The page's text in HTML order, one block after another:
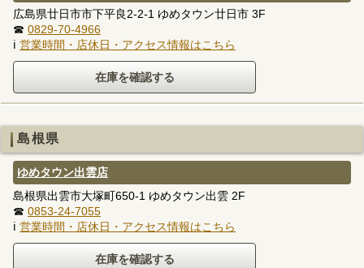
広島県廿日市市下平良2-2-1 ゆめタウン廿日市 3F
☎ 0829-70-4966
ℹ 営業時間・店休日・アクセス情報はこちら
島根県
ゆめタウン出雲店
島根県出雲市大塚町650-1 ゆめタウン出雲 2F
☎ 0853-24-7055
ℹ 営業時間・店休日・アクセス情報はこちら